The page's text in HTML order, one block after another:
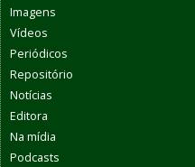
Imagens
Vídeos
Periódicos
Repositório
Notícias
Editora
Na mídia
Podcasts